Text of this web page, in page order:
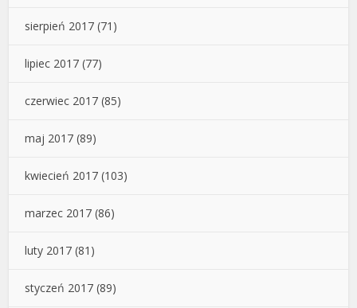
sierpień 2017 (71)
lipiec 2017 (77)
czerwiec 2017 (85)
maj 2017 (89)
kwiecień 2017 (103)
marzec 2017 (86)
luty 2017 (81)
styczeń 2017 (89)